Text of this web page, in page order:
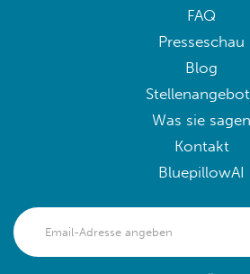
FAQ
Presseschau
Blog
Was sie sagen
Kontakt
BluepillowAI